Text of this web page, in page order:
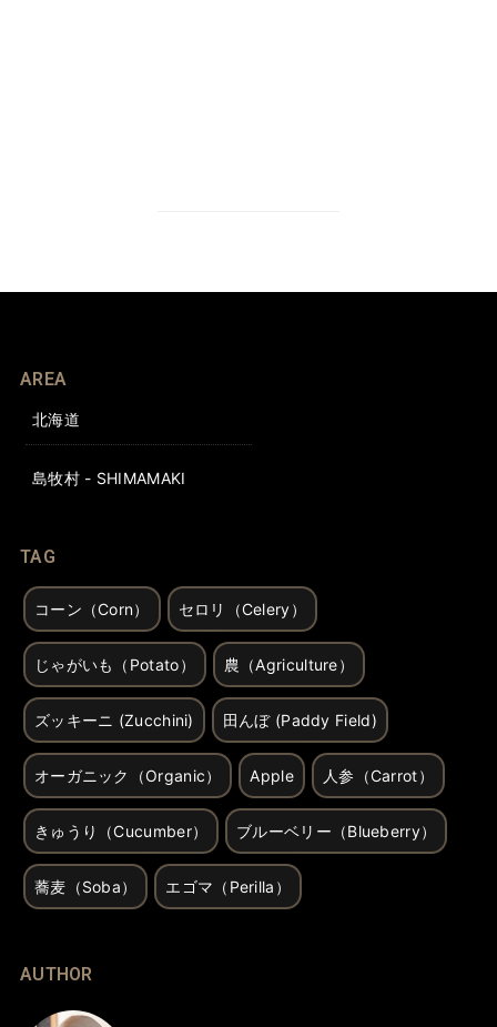
AREA
北海道
島牧村 - SHIMAMAKI
TAG
コーン（Corn） セロリ（Celery）
じゃがいも（Potato） 農（Agriculture）
ズッキーニ (Zucchini) 田んぼ (Paddy Field)
オーガニック（Organic） Apple 人参（Carrot）
きゅうり（Cucumber） ブルーベリー（Blueberry）
蕎麦（Soba） エゴマ（Perilla）
AUTHOR